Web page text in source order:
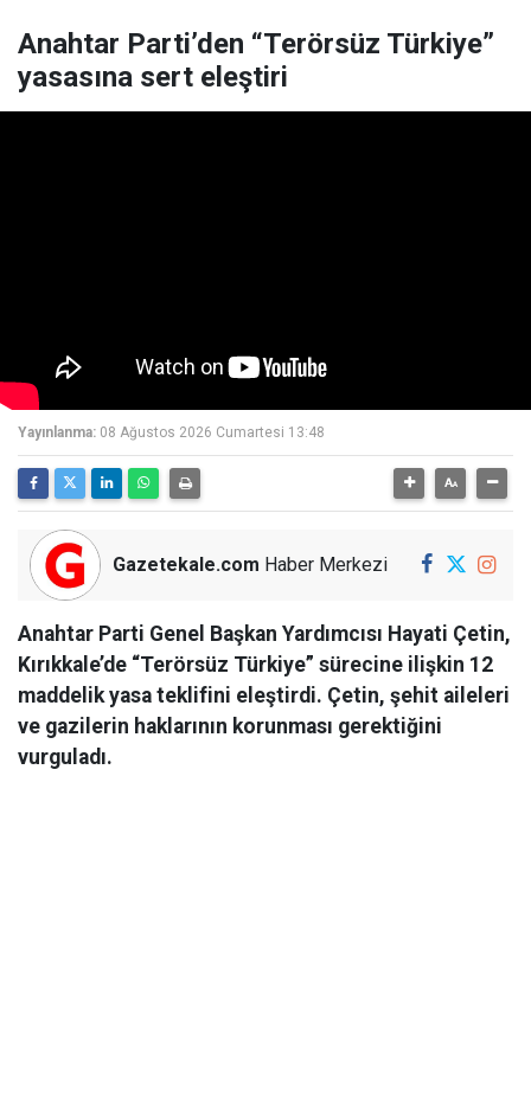
Anahtar Parti’den “Terörsüz Türkiye”
yasasına sert eleştiri
Yayınlanma: 08 Ağustos 2026 Cumartesi 13:48
Gazetekale.com Haber Merkezi
Anahtar Parti Genel Başkan Yardımcısı Hayati Çetin,
Kırıkkale’de “Terörsüz Türkiye” sürecine ilişkin 12
maddelik yasa teklifini eleştirdi. Çetin, şehit aileleri
ve gazilerin haklarının korunması gerektiğini
vurguladı.